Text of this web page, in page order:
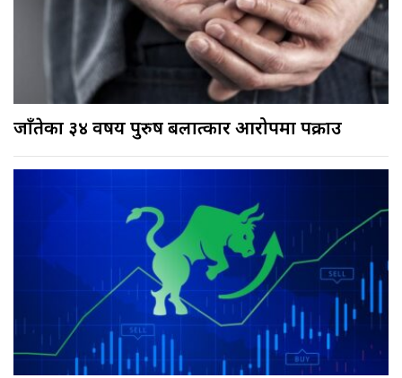
जाँतेका ३४ वर्षीय पुरुष बलात्कार आरोपमा पक्राउ